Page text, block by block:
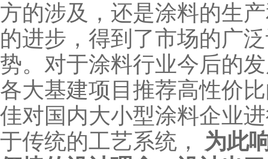
方的涉及，还是涂料的生
的进步，得到了市场的广
势。 对于涂料行业今后的
各大基建项目推荐高性价
佳对国内大小型涂料企业
于传统的工艺系统，
为此